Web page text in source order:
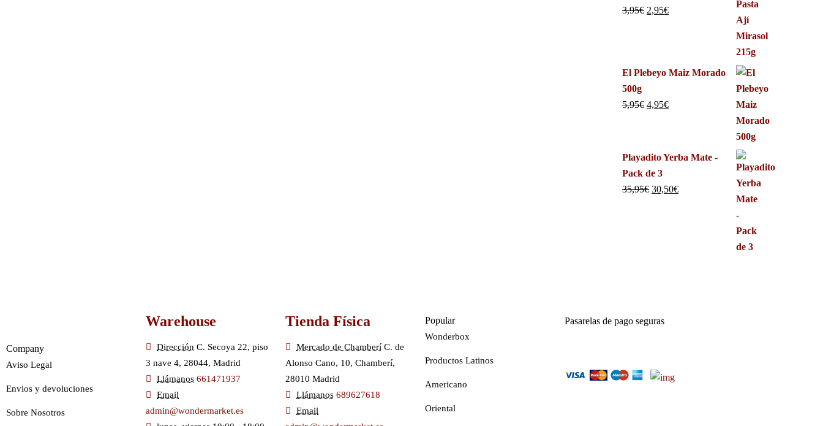
3,95€ 2,95€
El Plebeyo Maiz Morado
500g
5,95€ 4,95€
Playadito Yerba Mate -
Pack de 3
35,95€ 30,50€
Company
Aviso Legal
Envios y devoluciones
Sobre Nosotros
Warehouse
Dirección C. Secoya 22, piso
3 nave 4, 28044, Madrid
Llámanos 661471937
Email
admin@wondermarket.es
Tienda Física
Mercado de Chamberí C. de
Alonso Cano, 10, Chamberí,
28010 Madrid
Llámanos 689627618
Email
Popular
Wonderbox
Productos Latinos
Americano
Oriental
Pasarelas de pago seguras